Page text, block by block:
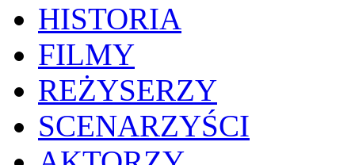
HISTORIA
FILMY
REŻYSERZY
SCENARZYŚCI